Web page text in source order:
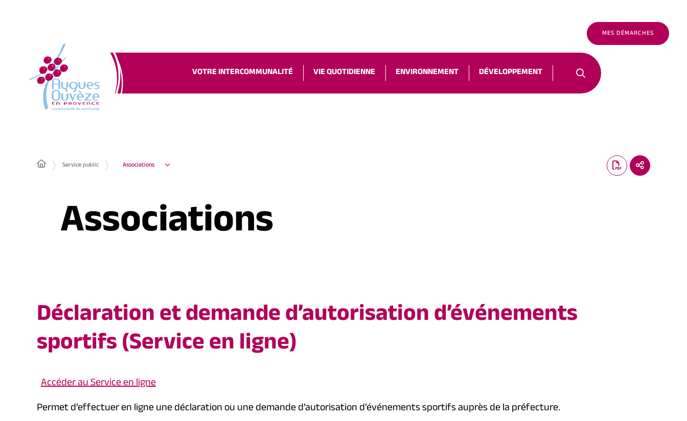
MES DÉMARCHES
VOTRE INTERCOMMUNALITÉ VIE QUOTIDIENNE ENVIRONNEMENT DÉVELOPPEMENT
Service public Associations
Associations
Déclaration et demande d’autorisation d’événements
sportifs (Service en ligne)
Accéder au Service en ligne
Permet d’effectuer en ligne une déclaration ou une demande d’autorisation d’événements sportifs auprès de la préfecture.